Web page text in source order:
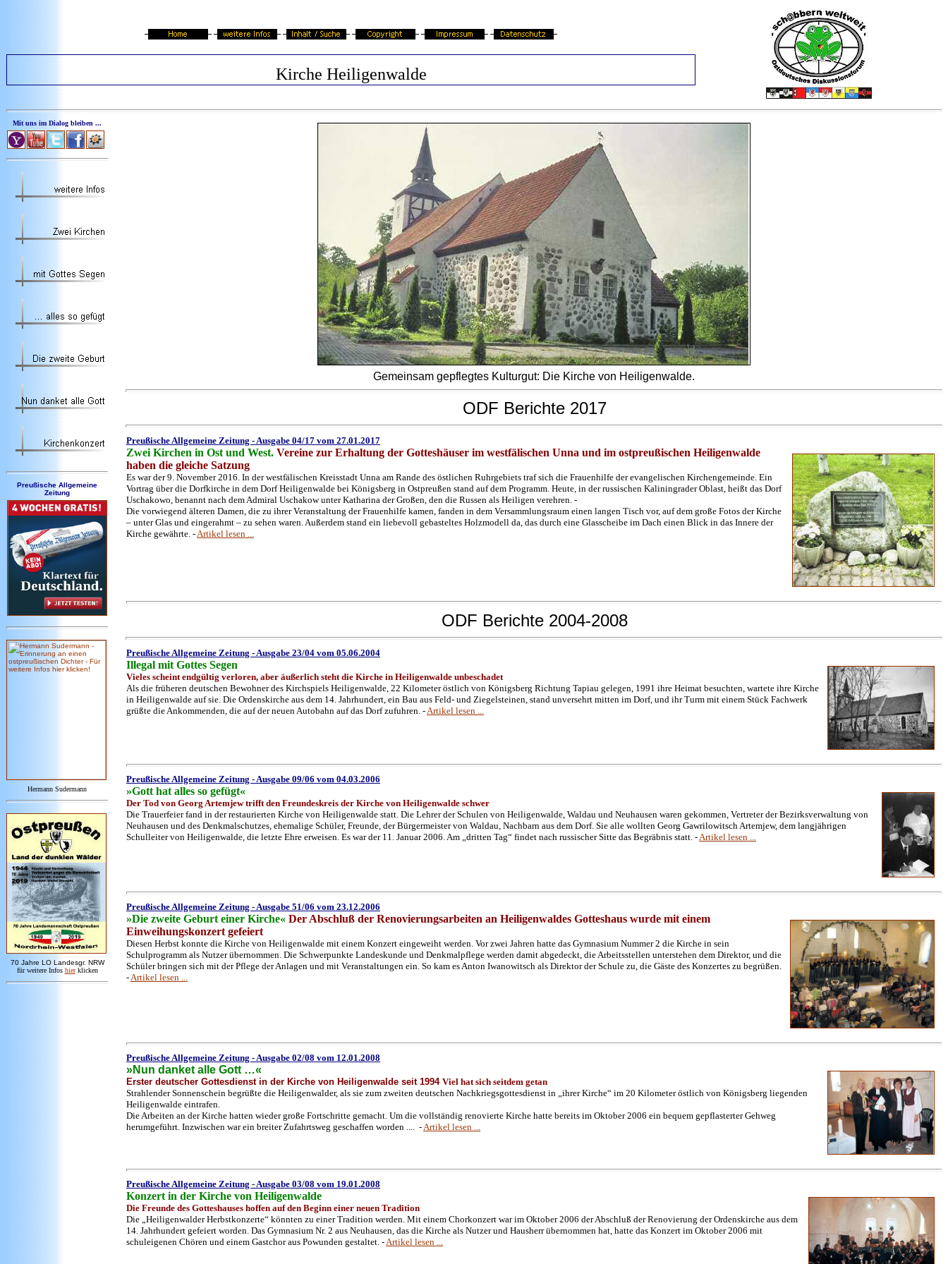
Kirche Heiligenwalde
Mit uns im Dialog bleiben ...
Preußische Allgemeine
Zeitung
Hermann Sudermann
70 Jahre LO Landesgr. NRW
für weitere Infos hier klicken
Gemeinsam gepflegtes Kulturgut: Die Kirche von Heiligenwalde.
ODF Berichte 2017
Preußische Allgemeine Zeitung - Ausgabe 04/17 vom 27.01.2017
Zwei Kirchen in Ost und West. Vereine zur Erhaltung der Gotteshäuser im westfälischen Unna und im ostpreußischen Heiligenwalde
haben die gleiche Satzung
Es war der 9. November 2016. In der westfälischen Kreisstadt Unna am Rande des östlichen Ruhrgebiets traf sich die Frauenhilfe der evangelischen Kirchengemeinde. Ein
Vortrag über die Dorfkirche in dem Dorf Heiligenwalde bei Königsberg in Ostpreußen stand auf dem Programm. Heute, in der russischen Kaliningrader Oblast, heißt das Dorf
Uschakowo, benannt nach dem Admiral Uschakow unter Katharina der Großen, den die Russen als Heiligen verehren. -
Die vorwiegend älteren Damen, die zu ihrer Veranstaltung der Frauenhilfe kamen, fanden in dem Versammlungsraum einen langen Tisch vor, auf dem große Fotos der Kirche
– unter Glas und eingerahmt – zu sehen waren. Außerdem stand ein liebevoll gebasteltes Holzmodell da, das durch eine Glasscheibe im Dach einen Blick in das Innere der
Kirche gewährte. -Artikel lesen ...
ODF Berichte 2004-2008
Preußische Allgemeine Zeitung - Ausgabe 23/04 vom 05.06.2004
Illegal mit Gottes Segen
Vieles scheint endgültig verloren, aber äußerlich steht die Kirche in Heiligenwalde unbeschadet
Als die früheren deutschen Bewohner des Kirchspiels Heiligenwalde, 22 Kilometer östlich von Königsberg Richtung Tapiau gelegen, 1991 ihre Heimat besuchten, wartete ihre Kirche
in Heiligenwalde auf sie. Die Ordenskirche aus dem 14. Jahrhundert, ein Bau aus Feld- und Ziegelsteinen, stand unversehrt mitten im Dorf, und ihr Turm mit einem Stück Fachwerk
grüßte die Ankommenden, die auf der neuen Autobahn auf das Dorf zufuhren. -Artikel lesen ...
Preußische Allgemeine Zeitung - Ausgabe 09/06 vom 04.03.2006
»Gott hat alles so gefügt«
Der Tod von Georg Artemjew trifft den Freundeskreis der Kirche von Heiligenwalde schwer
Die Trauerfeier fand in der restaurierten Kirche von Heiligenwalde statt. Die Lehrer der Schulen von Heiligenwalde, Waldau und Neuhausen waren gekommen, Vertreter der Bezirksverwaltung von
Neuhausen und des Denkmalschutzes, ehemalige Schüler, Freunde, der Bürgermeister von Waldau, Nachbarn aus dem Dorf. Sie alle wollten Georg Gawrilowitsch Artemjew, dem langjährigen
Schulleiter von Heiligenwalde, die letzte Ehre erweisen. Es war der 11. Januar 2006. Am „dritten Tag“ findet nach russischer Sitte das Begräbnis statt. -Artikel lesen ...
Preußische Allgemeine Zeitung - Ausgabe 51/06 vom 23.12.2006
»Die zweite Geburt einer Kirche« Der Abschluß der Renovierungsarbeiten an Heiligenwaldes Gotteshaus wurde mit einem
Einweihungskonzert gefeiert
Diesen Herbst konnte die Kirche von Heiligenwalde mit einem Konzert eingeweiht werden. Vor zwei Jahren hatte das Gymnasium Nummer 2 die Kirche in sein
Schulprogramm als Nutzer übernommen. Die Schwerpunkte Landeskunde und Denkmalpflege werden damit abgedeckt, die Arbeitsstellen unterstehen dem Direktor, und die
Schüler bringen sich mit der Pflege der Anlagen und mit Veranstaltungen ein. So kam es Anton Iwanowitsch als Direktor der Schule zu, die Gäste des Konzertes zu begrüßen.
-Artikel lesen ...
Preußische Allgemeine Zeitung - Ausgabe 02/08 vom 12.01.2008
»Nun danket alle Gott …«
Erster deutscher Gottesdienst in der Kirche von Heiligenwalde seit 1994 Viel hat sich seitdem getan
Strahlender Sonnenschein begrüßte die Heiligenwalder, als sie zum zweiten deutschen Nachkriegsgottesdienst in „ihrer Kirche“ im 20 Kilometer östlich von Königsberg liegenden
Heiligenwalde eintrafen.
Die Arbeiten an der Kirche hatten wieder große Fortschritte gemacht. Um die vollständig renovierte Kirche hatte bereits im Oktober 2006 ein bequem gepflasterter Gehweg
herumgeführt. Inzwischen war ein breiter Zufahrtsweg geschaffen worden .... -Artikel lesen ...
Preußische Allgemeine Zeitung - Ausgabe 03/08 vom 19.01.2008
Konzert in der Kirche von Heiligenwalde
Die Freunde des Gotteshauses hoffen auf den Beginn einer neuen Tradition
Die „Heiligenwalder Herbstkonzerte“ könnten zu einer Tradition werden. Mit einem Chorkonzert war im Oktober 2006 der Abschluß der Renovierung der Ordenskirche aus dem
14. Jahrhundert gefeiert worden. Das Gymnasium Nr. 2 aus Neuhausen, das die Kirche als Nutzer und Hausherr übernommen hat, hatte das Konzert im Oktober 2006 mit
schuleigenen Chören und einem Gastchor aus Powunden gestaltet. -Artikel lesen ...